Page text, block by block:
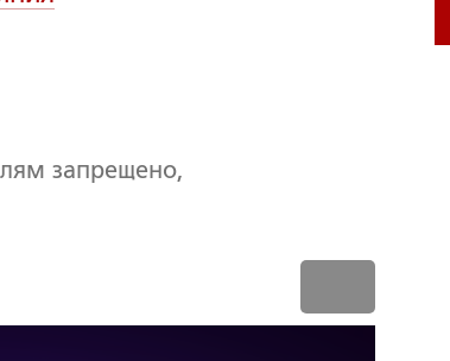
запрещено,